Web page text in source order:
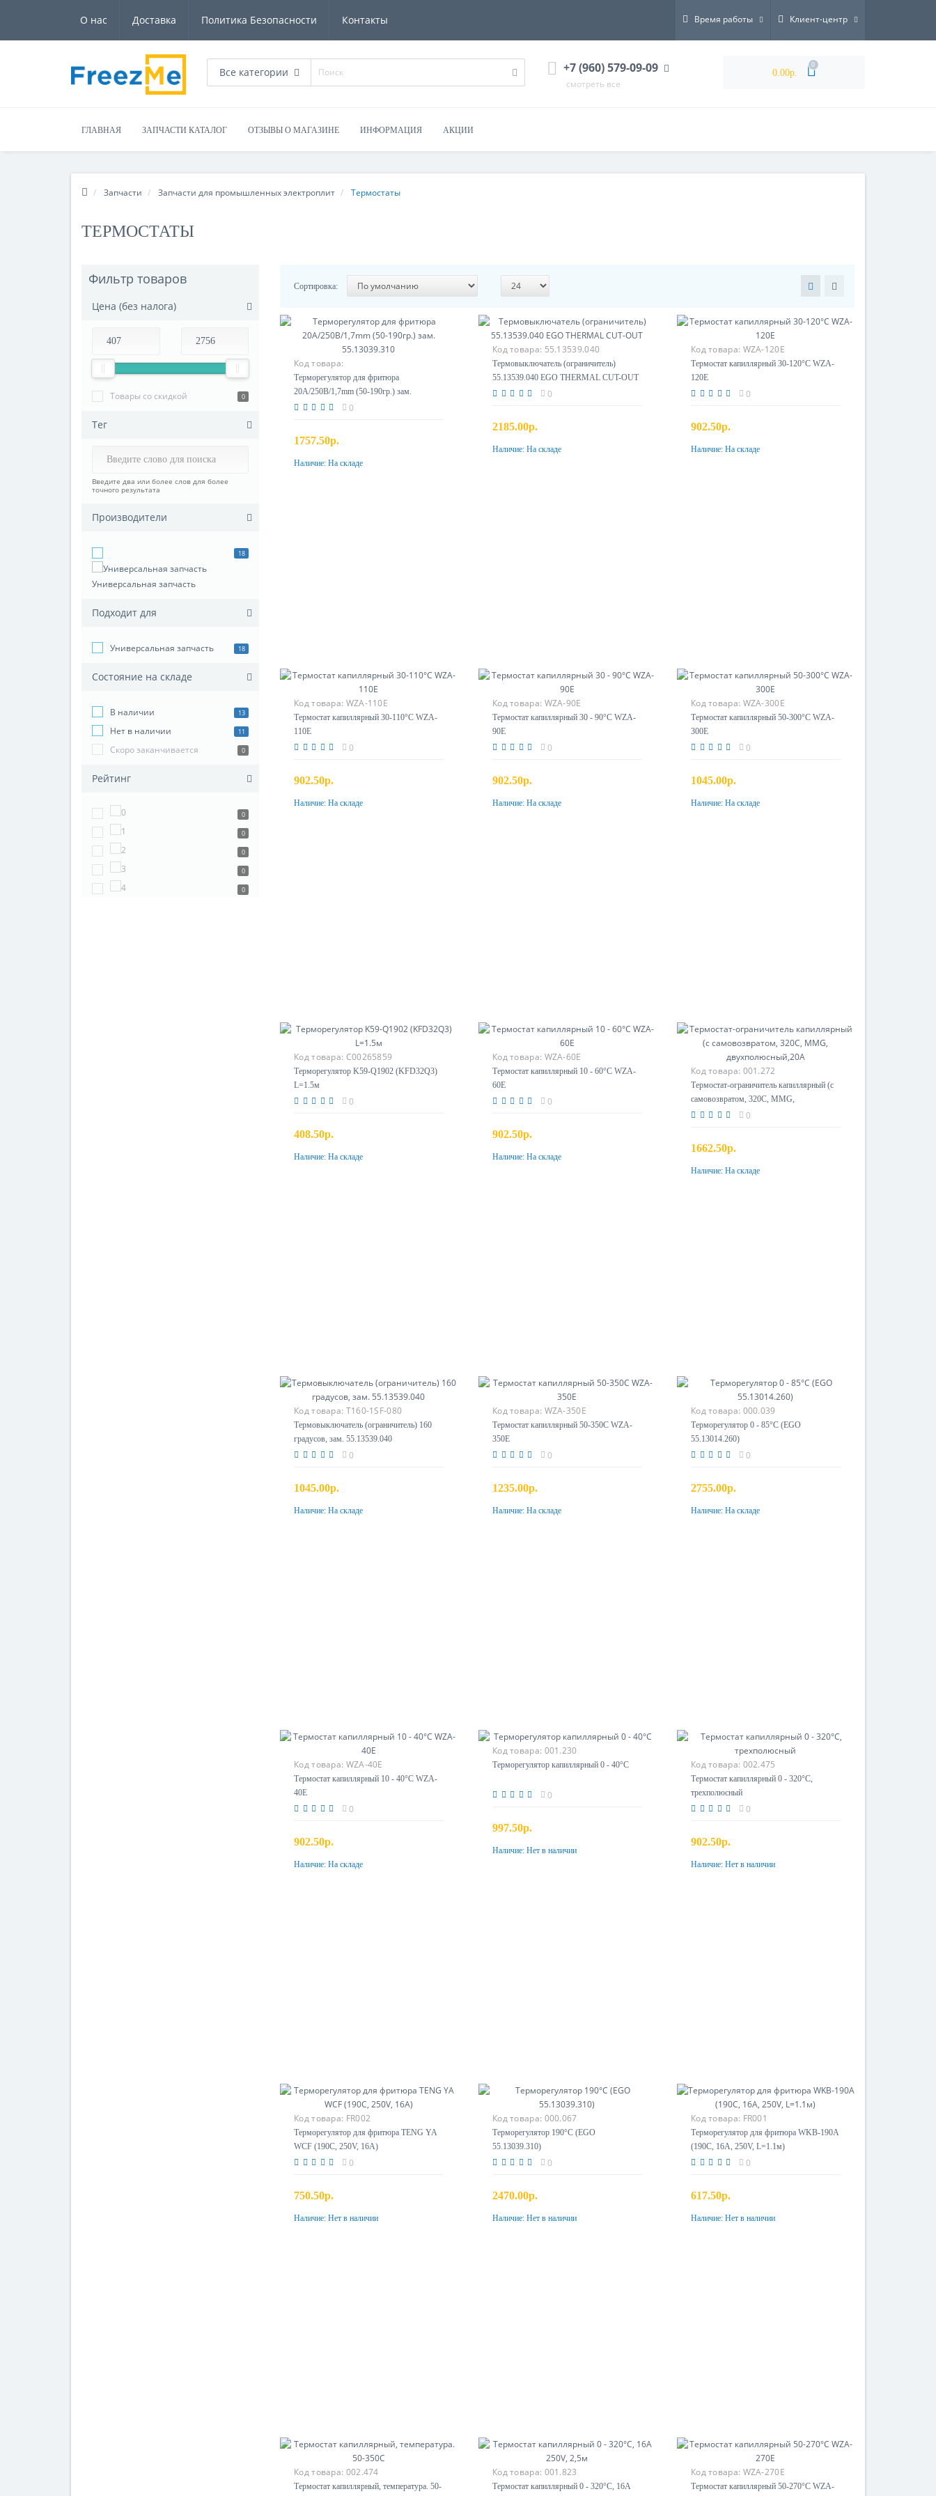
О нас Доставка Политика Безопасности Контакты Время работы Клиент-центр
Все категории +7 (960) 579-09-09
смотреть все
0.00р.
0
ГЛАВНАЯ ЗАПЧАСТИ КАТАЛОГ ОТЗЫВЫ О МАГАЗИНЕ ИНФОРМАЦИЯ АКЦИИ
Запчасти Запчасти для промышленных электроплит Термостаты
ТЕРМОСТАТЫ
Фильтр товаров
Цена (без налога)
Товары со скидкой 0
Тег
Введите два или более слов для более
точного результата
Производители
Универсальная запчасть
18
Подходит для
Универсальная запчасть 18
Состояние на складе
В наличии 13
Нет в наличии 11
Скоро заканчивается 0
Рейтинг
0
0
0
0
0
Сортировка:
Код товара:
Терморегулятор для фритюра
20A/250B/1,7mm (50-190гр.) зам.
55.13039.310
0
1757.50р.
Купить
Наличие: На складе
Код товара: 55.13539.040
Термовыключатель (ограничитель)
55.13539.040 EGO THERMAL CUT-OUT
0
2185.00р.
Купить
Наличие: На складе
Код товара: WZA-120E
Термостат капиллярный 30-120°C WZA-
120E
0
902.50р.
Купить
Наличие: На складе
Код товара: WZA-110E
Термостат капиллярный 30-110°C WZA-
110E
0
902.50р.
Купить
Наличие: На складе
Код товара: WZA-90E
Термостат капиллярный 30 - 90°С WZA-
90E
0
902.50р.
Купить
Наличие: На складе
Код товара: WZA-300E
Термостат капиллярный 50-300°C WZA-
300E
0
1045.00р.
Купить
Наличие: На складе
Код товара: C00265859
Терморегулятор K59-Q1902 (KFD32Q3)
L=1.5м
0
408.50р.
Купить
Наличие: На складе
Код товара: WZA-60E
Термостат капиллярный 10 - 60°С WZA-
60E
0
902.50р.
Купить
Наличие: На складе
Код товара: 001.272
Термостат-ограничитель капиллярный (с
самовозвратом, 320С, MMG,
двухполюсный,20А
0
1662.50р.
Купить
Наличие: На складе
Код товара: T160-1SF-080
Термовыключатель (ограничитель) 160
градусов, зам. 55.13539.040
0
1045.00р.
Купить
Наличие: На складе
Код товара: WZA-350E
Термостат капиллярный 50-350C WZA-
350E
0
1235.00р.
Купить
Наличие: На складе
Код товара: 000.039
Терморегулятор 0 - 85°С (EGO
55.13014.260)
0
2755.00р.
Купить
Наличие: На складе
Код товара: WZA-40E
Термостат капиллярный 10 - 40°С WZA-
40E
0
902.50р.
Купить
Наличие: На складе
Код товара: 001.230
Терморегулятор капиллярный 0 - 40°С
0
997.50р.
Предзаказ
Наличие: Нет в наличии
Код товара: 002.475
Термостат капиллярный 0 - 320°С,
трехполюсный
0
902.50р.
Предзаказ
Наличие: Нет в наличии
Код товара: FR002
Терморегулятор для фритюра TENG YA
WCF (190С, 250V, 16A)
0
750.50р.
Предзаказ
Наличие: Нет в наличии
Код товара: 000.067
Терморегулятор 190°С (EGO
55.13039.310)
0
2470.00р.
Предзаказ
Наличие: Нет в наличии
Код товара: FR001
Терморегулятор для фритюра WKB-190A
(190C, 16A, 250V, L=1.1м)
0
617.50р.
Предзаказ
Наличие: Нет в наличии
Код товара: 002.474
Термостат капиллярный, температура. 50-
Код товара: 001.823
Термостат капиллярный 0 - 320°С, 16А
Код товара: WZA-270E
Термостат капиллярный 50-270°C WZA-